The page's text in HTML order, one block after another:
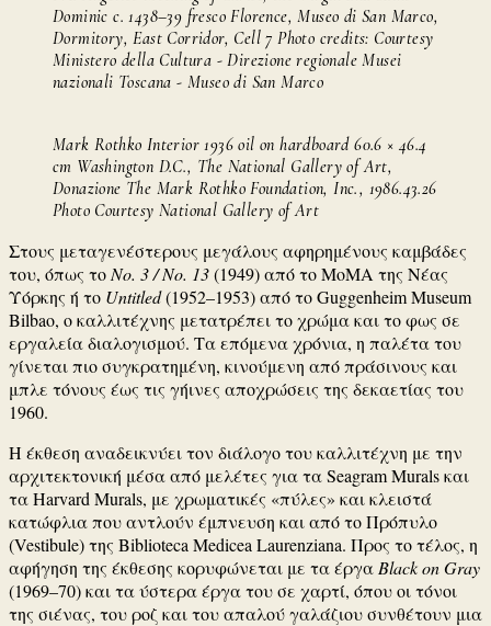
Dominic c. 1438–39 fresco Florence, Museo di San Marco,
Dormitory, East Corridor, Cell 7 Photo credits: Courtesy
Ministero della Cultura - Direzione regionale Musei
nazionali Toscana - Museo di San Marco
Mark Rothko Interior 1936 oil on hardboard 60.6 × 46.4
cm Washington D.C., The National Gallery of Art,
Donazione The Mark Rothko Foundation, Inc., 1986.43.26
Photo Courtesy National Gallery of Art
Στους μεταγενέστερους μεγάλους αφηρημένους καμβάδες
του, όπως τοNo. 3 / No. 13(1949) από το MoMA της Νέας
Υόρκης ή το Untitled(1952–1953) από το Guggenheim Museum
Bilbao, ο καλλιτέχνης μετατρέπει το χρώμα και το φως σε
εργαλεία διαλογισμού. Τα επόμενα χρόνια, η παλέτα του
γίνεται πιο συγκρατημένη, κινούμενη από πράσινους και
μπλε τόνους έως τις γήινες αποχρώσεις της δεκαετίας του
1960.
Η έκθεση αναδεικνύει τον διάλογο του καλλιτέχνη με την
αρχιτεκτονική μέσα από μελέτες για τα Seagram Murals και
τα Harvard Murals, με χρωματικές «πύλες» και κλειστά
κατώφλια που αντλούν έμπνευση και από το Πρόπυλο
(Vestibule) της Biblioteca Medicea Laurenziana. Προς το τέλος, η
αφήγηση της έκθεσης κορυφώνεται με τα έργαBlack on Gray
(1969–70) και τα ύστερα έργα του σε χαρτί, όπου οι τόνοι
της σιένας, του ροζ και του απαλού γαλάζιου συνθέτουν μια